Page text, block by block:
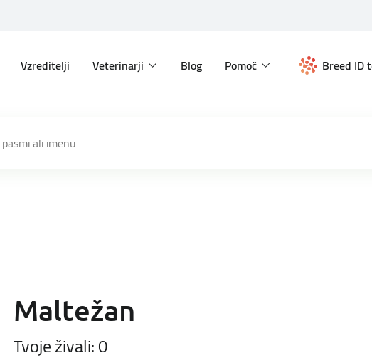
Vzreditelji Veterinarji Blog Pomoč Breed ID
Maltežan
Tvoje živali: 0